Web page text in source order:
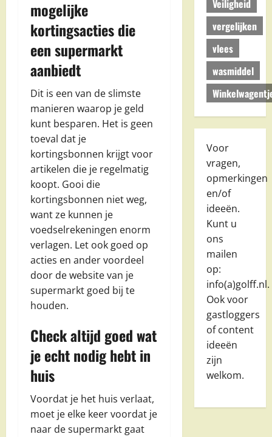
mogelijke
kortingsacties die
een supermarkt
aanbiedt
Dit is een van de slimste
manieren waarop je geld
kunt besparen. Het is geen
toeval dat je
kortingsbonnen krijgt voor
artikelen die je regelmatig
koopt. Gooi die
kortingsbonnen niet weg,
want ze kunnen je
voedselrekeningen enorm
verlagen. Let ook goed op
acties en ander voordeel
door de website van je
supermarkt goed bij te
houden.
Check altijd goed wat
je echt nodig hebt in
huis
Voordat je het huis verlaat,
moet je elke keer voordat je
naar de supermarkt gaat
Veiligheid
vergelijken
vlees
wasmiddel
Voor
vragen,
opmerkingen
en/of
ideeën.
Kunt u
ons
mailen
op:
info(a)golff.nl.
Ook voor
gastloggers
of content
ideeën
zijn
welkom.